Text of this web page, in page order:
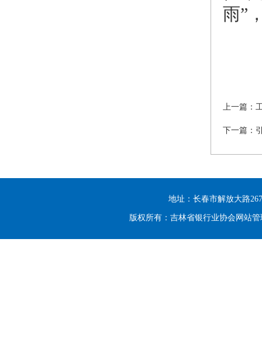
雨”
上一篇：
下一篇：
地址：长春市解放大路
版权所有：吉林省银行业协会网站